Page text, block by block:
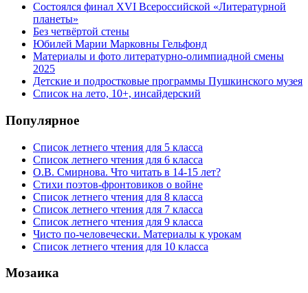
Состоялся финал XVI Всероссийской «Литературной
планеты»
Без четвёртой стены
Юбилей Марии Марковны Гельфонд
Материалы и фото литературно-олимпиадной смены
2025
Детские и подростковые программы Пушкинского музея
Список на лето, 10+, инсайдерский
Популярное
Список летнего чтения для 5 класса
Список летнего чтения для 6 класса
О.В. Смирнова. Что читать в 14-15 лет?
Стихи поэтов-фронтовиков о войне
Список летнего чтения для 8 класса
Список летнего чтения для 7 класса
Список летнего чтения для 9 класса
Чисто по-человечески. Материалы к урокам
Список летнего чтения для 10 класса
Мозаика